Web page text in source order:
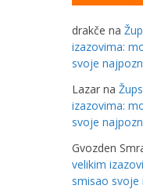
drakče na
izazovima:
svoje
Lazar na
izazovima:
svoje
Gvozden
velikim
smisao